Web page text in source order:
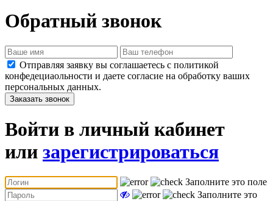
Обратный звонок
Отправляя заявку вы соглашаетесь с политикой
конфедециаольности и даете согласие на обработку ваших
персональных данных.
Заказать звонок
Войти в личный кабинет
или зарегистрироваться
Заполните это поле
Заполните это